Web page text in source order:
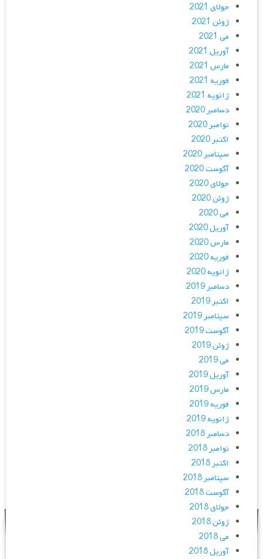
جولای 2021
ژوئن 2021
می 2021
آوریل 2021
مارس 2021
فوریه 2021
ژانویه 2021
دسامبر 2020
نوامبر 2020
اکتبر 2020
سپتامبر 2020
آگوست 2020
جولای 2020
ژوئن 2020
می 2020
آوریل 2020
مارس 2020
فوریه 2020
ژانویه 2020
دسامبر 2019
اکتبر 2019
سپتامبر 2019
آگوست 2019
ژوئن 2019
می 2019
آوریل 2019
مارس 2019
فوریه 2019
ژانویه 2019
دسامبر 2018
نوامبر 2018
اکتبر 2018
سپتامبر 2018
آگوست 2018
جولای 2018
ژوئن 2018
می 2018
آوریل 2018